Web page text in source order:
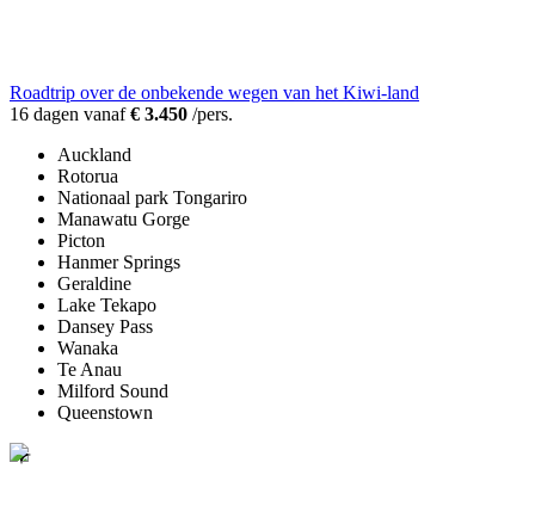
Roadtrip over de onbekende wegen van het Kiwi-land
16 dagen vanaf€ 3.450 /pers.
Auckland
Rotorua
Nationaal park Tongariro
Manawatu Gorge
Picton
Hanmer Springs
Geraldine
Lake Tekapo
Dansey Pass
Wanaka
Te Anau
Milford Sound
Queenstown